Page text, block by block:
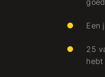
Een
25